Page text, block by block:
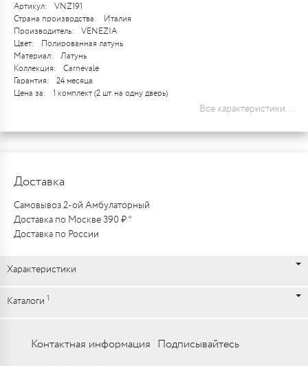
Артикул:
VNZ191
Страна производства:
Италия
Производитель:
VENEZIA
Цвет:
Полированная латунь
Материал:
Латунь
Коллекция:
Carnevale
Гарантия:
24 месяца
Цена за:
1 комплект (2 шт. на одну дверь)
Все характеристики...
Доставка
Самовывоз 2-ой Амбулаторный
Доставка по Москве 390 ₽ *
Доставка по России
Характеристики
Каталоги 1
Контактная информация Подписывайтесь